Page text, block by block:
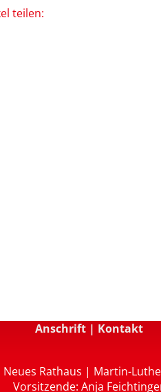
teilen:
Anschrift | Kontakt
Rathaus | Martin-
Vorsitzende: Anja